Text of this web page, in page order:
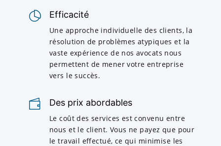
Efficacité
Une approche individuelle des clients, la
résolution de problèmes atypiques et la
vaste expérience de nos avocats nous
permettent de mener votre entreprise
vers le succès.
Des prix abordables
Le coût des services est convenu entre
nous et le client. Vous ne payez que pour
le travail effectué, ce qui minimise les